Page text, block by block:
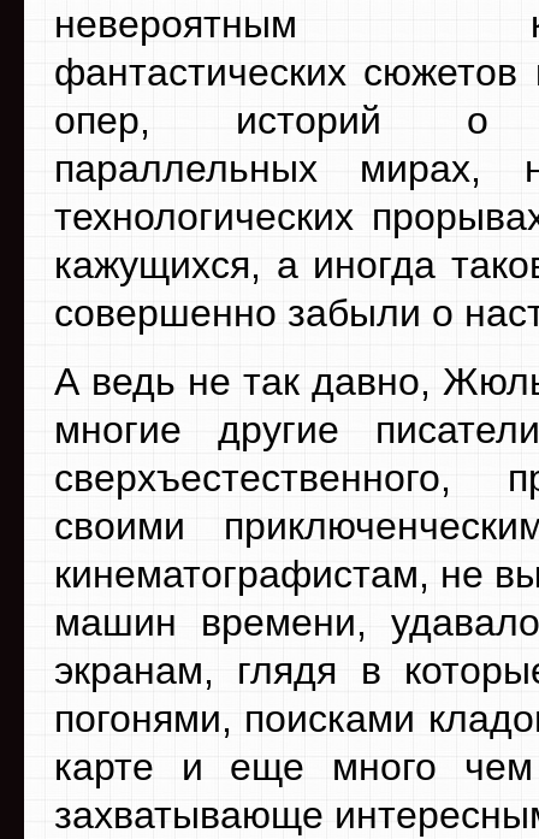
невероятным
фантастических сюжетов
опер, историй о
параллельных мирах,
технологических
кажущихся, а иногда
совершенно забыли о
А ведь не так давно,
многие другие
сверхъестественного,
своими
кинематографистам, не
машин времени,
экранам, глядя в
погонями, поисками
карте и еще много
захватывающе